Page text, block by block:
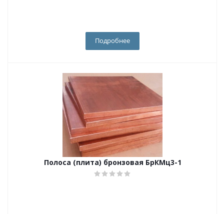
Подробнее
Полоса (плита) бронзовая БрКМц3-1